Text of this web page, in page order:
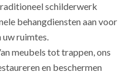
schilderwerk
behangdiensten aan voor
uw ruimtes.
meubels tot trappen, ons
en beschermen